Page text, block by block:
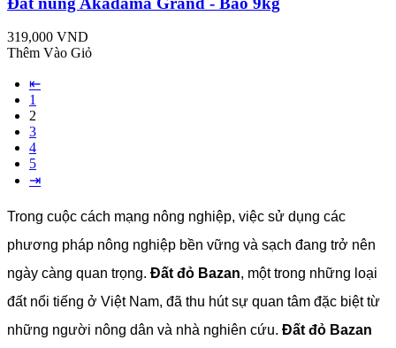
319,000 VND
Thêm Vào Giỏ
⇤
1
2
3
4
5
⇥
Trong cuộc cách mạng nông nghiệp, việc sử dụng các
phương pháp nông nghiệp bền vững và sạch đang trở nên
ngày càng quan trọng. Đất đỏ Bazan, một trong những loại
đất nổi tiếng ở Việt Nam, đã thu hút sự quan tâm đặc biệt từ
những người nông dân và nhà nghiên cứu. Đất đỏ Bazan